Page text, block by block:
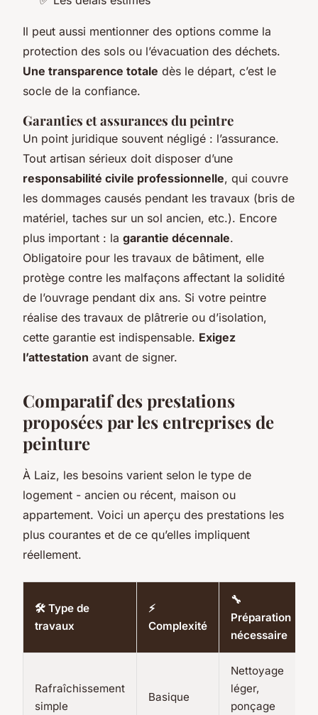
Il peut aussi mentionner des options comme la
protection des sols ou l’évacuation des déchets.
Une transparence totale dès le départ, c’est le
socle de la confiance.
Garanties et assurances du peintre
Un point juridique souvent négligé : l’assurance.
Tout artisan sérieux doit disposer d’une
responsabilité civile professionnelle, qui couvre
les dommages causés pendant les travaux (bris de
matériel, taches sur un sol ancien, etc.). Encore
plus important : la garantie décennale.
Obligatoire pour les travaux de bâtiment, elle
protège contre les malfaçons affectant la solidité
de l’ouvrage pendant dix ans. Si votre peintre
réalise des travaux de plâtrerie ou d’isolation,
cette garantie est indispensable. Exigez
l’attestation avant de signer.
Comparatif des prestations
proposées par les entreprises de
peinture
À Laiz, les besoins varient selon le type de
logement - ancien ou récent, maison ou
appartement. Voici un aperçu des prestations les
plus courantes et de ce qu’elles impliquent
réellement.
🛠️ Type de
travaux
⚡
Complexité
🔧
Préparation
nécessaire
Rafraîchissement
simple
Basique
Nettoyage
léger,
ponçage